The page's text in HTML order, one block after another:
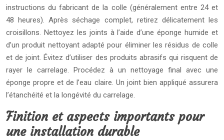
instructions du fabricant de la colle (généralement entre 24 et
48 heures). Après séchage complet, retirez délicatement les
croisillons. Nettoyez les joints à l’aide d’une éponge humide et
d’un produit nettoyant adapté pour éliminer les résidus de colle
et de joint. Évitez d’utiliser des produits abrasifs qui risquent de
rayer le carrelage. Procédez à un nettoyage final avec une
éponge propre et de l’eau claire. Un joint bien appliqué assurera
l’étanchéité et la longévité du carrelage.
Finition et aspects importants pour
une installation durable